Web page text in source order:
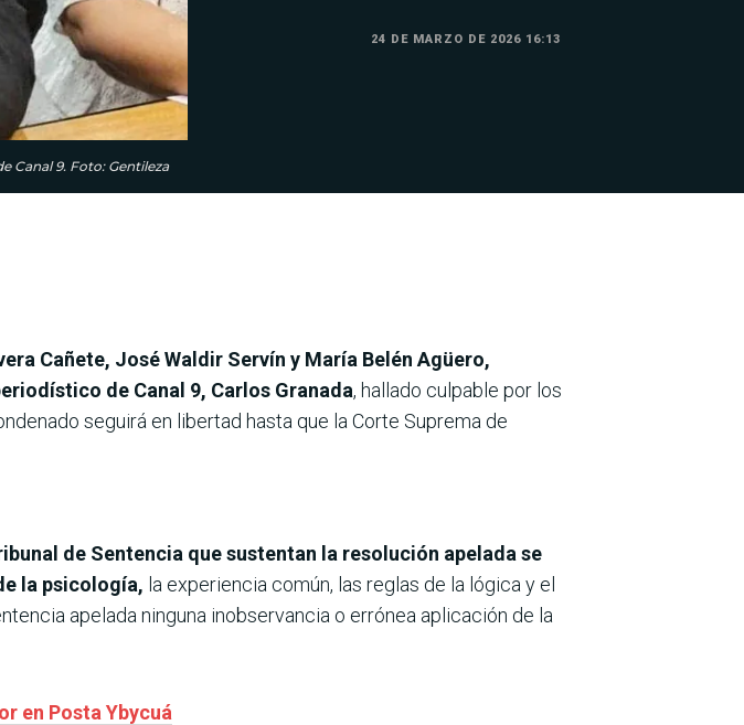
Canal 9. Foto: Gentileza
24 DE MARZO DE 2026 16:13
Cañete, José Waldir Servín y María Belén Agüero,
de Canal 9, Carlos Granada, hallado culpable por los
seguirá en libertad hasta que la Corte Suprema de
de Sentencia que sustentan la resolución apelada se
la psicología, la experiencia común, las reglas de la lógica y el
apelada ninguna inobservancia o errónea aplicación de la
en Posta Ybycuá